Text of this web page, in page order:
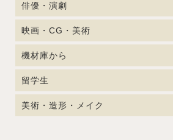
俳優・演劇
映画・CG・美術
機材庫から
留学生
美術・造形・メイク